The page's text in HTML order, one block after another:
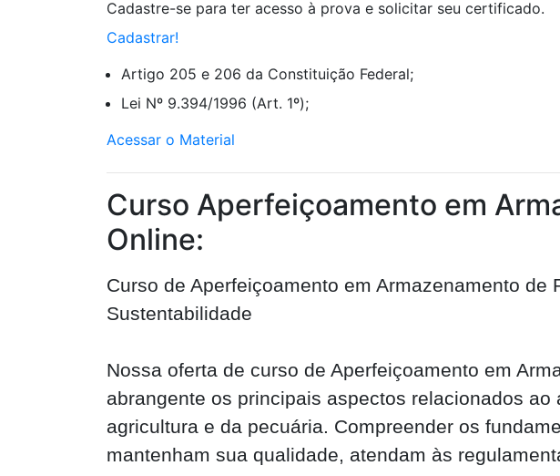
Cadastre-se para ter acesso à prova e solicitar seu certificado.
Cadastrar!
Artigo 205 e 206 da Constituição Federal;
Lei Nº 9.394/1996 (Art. 1º);
Acessar o Material
Curso Aperfeiçoamento em
Online:
Curso de Aperfeiçoamento em Armazenamento
Sustentabilidade
Nossa oferta de curso de Aperfeiçoamento em
abrangente os principais aspectos relacionados
agricultura e da pecuária. Compreender os
mantenham sua qualidade, atendam às